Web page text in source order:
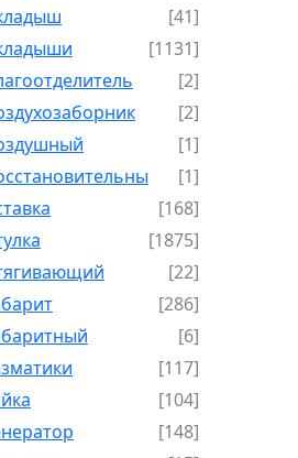
[41]
[1131]
[2]
[2]
[1]
[1]
[168]
[1875]
[22]
[286]
[6]
[117]
[104]
[148]